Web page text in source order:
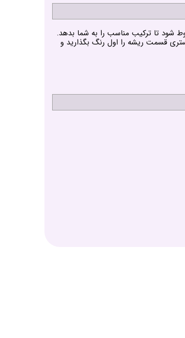
ریشه های سفید و خاکستری قسمت ریشه را اول رنگ بگذارید و